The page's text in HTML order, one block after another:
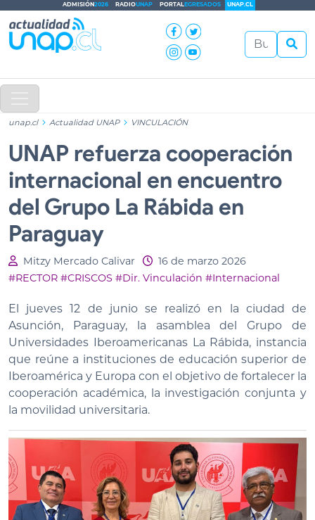
ADMISIÓN2026 RADIOUNAP PORTALEGRESADOS UNAP.CL
unap.cl Actualidad UNAP VINCULACIÓN
UNAP refuerza cooperación
internacional en encuentro
del Grupo La Rábida en
Paraguay
Mitzy Mercado Calivar
16 de marzo 2026
#RECTOR #CRISCOS #Dir. Vinculación #Internacional
El jueves 12 de junio se realizó en la ciudad de
Asunción, Paraguay, la asamblea del Grupo de
Universidades Iberoamericanas La Rábida, instancia
que reúne a instituciones de educación superior de
Iberoamérica y Europa con el objetivo de fortalecer la
cooperación académica, la investigación conjunta y
la movilidad universitaria.